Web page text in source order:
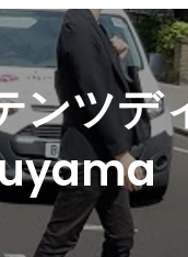
ンツデ